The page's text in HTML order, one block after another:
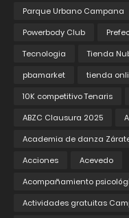
Parque Urbano Campana
Powerbody Club
Tecnologia
Tienda
pbamarket
tienda
10K competitivo Tenaris
ABZC Clausura 2025
Academia de danza
Acciones
Acevedo
Acompañamiento
Actividades gratuitas